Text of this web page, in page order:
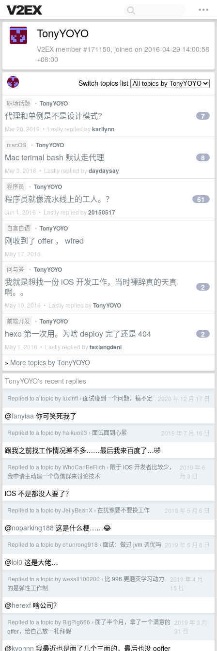
TonyYOYO
V2EX member #171150, joined on 2016-04-29 14:00:58
+08:00
Switch topics list
职场话题 • TonyYOYO
代理和单例是不是设计模式?
Mar 20, 2019 • Lastly replied bykarllynn
7
macOS • TonyYOYO
Mac terimal bash 默认走代理
Mar 3, 2018 • Lastly replied bydaydaysay
8
程序员 • TonyYOYO
程序员就像流水线上的工人。？
Jun 1, 2016 • Lastly replied by20150517
61
自言自语 • TonyYOYO
刚收到了 offer ， wired
May 17, 2016
问与答
• TonyYOYO
我就是想找一份 iOS 开发工作，当时裸辞真的天真
啊。。
May 10, 2016 • Lastly replied byTonyYOYO
2
前端开发 • TonyYOYO
hexo 第一次用。为啥 deploy 完了还是 404
May 1, 2016 • Lastly replied bytaxiangdeni
2
» More topics by TonyYOYO
TonyYOYO's recent replies
Replied to a topic by luxinfl › 面试碰到一个问题，搞不定 2020 年 12 月 17 日
@fanyiaa 你可笑死我了
Replied to a topic by haikuo93 › 面试面到心累 2019 年 7 月 16 日
跟我之前找工作情况差不多……最后我来百度了…🤣
Replied to a topic by WhoCanBeRich › 限于 iOS 开发者比较少，
我申请主动建一个微信群来讨论技术
2019 年 6
月 3 日
iOS 不是都没人要了？
Replied to a topic by JellyBeanX › 在犹豫要不要换工作 2019 年 5 月 6 日
@noparking188 这是什么梗……😂
Replied to a topic by chunrong918 › 面试：做过 jvm 调优吗 2019 年 5 月 6 日
@lol0 这是大佬…
Replied to a topic by wesall100200 › 比 996 更磨灭学习动力
的是弹性工作制
2019 年 4 月
15 日
@herexf 啥公司？
Replied to a topic by BigPig666 › 面了半个月，拿了一个满意的
offer，给自己放一礼拜假
2019 年 3 月
31 日
@kyonnn 我最近也是面了几个三面的，最后也没 ooffer